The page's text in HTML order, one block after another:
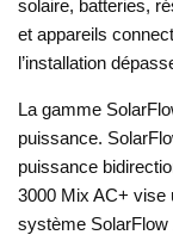
solaire, batteries,
et appareils
l’installation
La gamme
puissance.
puissance
3000 Mix AC+ vise
système SolarFlow